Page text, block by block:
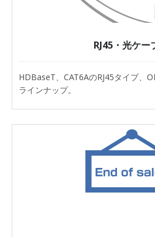
RJ45・光ケー
HDBaseT、CAT6AのRJ45タイプ、
ラインナップ。